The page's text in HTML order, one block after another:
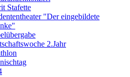
Stafette
"Der eingebildete
2.Jahr